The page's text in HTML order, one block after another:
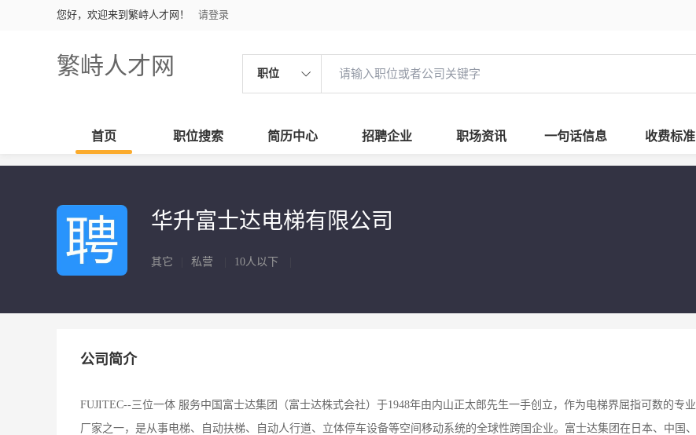
您好，欢迎来到繁峙人才网！ 请登录
繁峙人才网 职位
首页 职位搜索 简历中心 招聘企业 职场资讯 一句话信息 收费标准
华升富士达电梯有限公司
其它 私营 10人以下
公司简介
FUJITEC--三位一体 服务中国富士达集团（富士达株式会社）于1948年由内山正太郎先生一手创立，作为电梯界屈指可数的专业
厂家之一，是从事电梯、自动扶梯、自动人行道、立体停车设备等空间移动系统的全球性跨国企业。富士达集团在日本、中国、